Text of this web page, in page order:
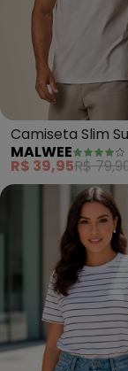
Camiseta Slim
Essentials
MALWEE
R$ 39,95R$